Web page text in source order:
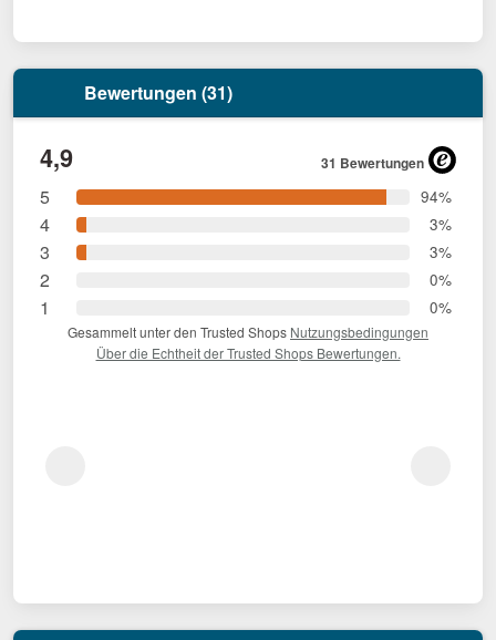
Bewertungen (31)
4,9 31 Bewertungen
5 94%
4 3%
3 3%
2 0%
1 0%
Gesammelt unter den Trusted Shops Nutzungsbedingungen
Über die Echtheit der Trusted Shops Bewertungen.